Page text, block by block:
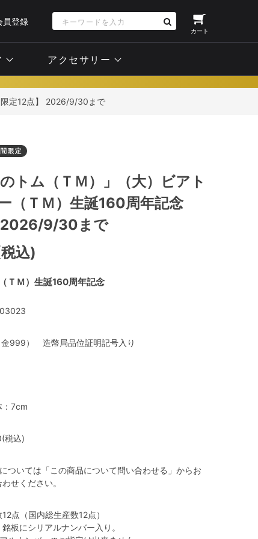
員登録
カート
アクセサリー
限定12点】 2026/9/30まで
ＴＭ）生誕160周年記念
トム（ＴＭ）」（大）ビアト
（ＴＭ）生誕160周年記念
2026/9/30まで
込)
金999） 造幣局品位証明記号入り
：7cm
税込)
ついては「この商品について問い合わせる」からお
せください。
点（国内総生産数12点）
板にシリアルナンバー入り。